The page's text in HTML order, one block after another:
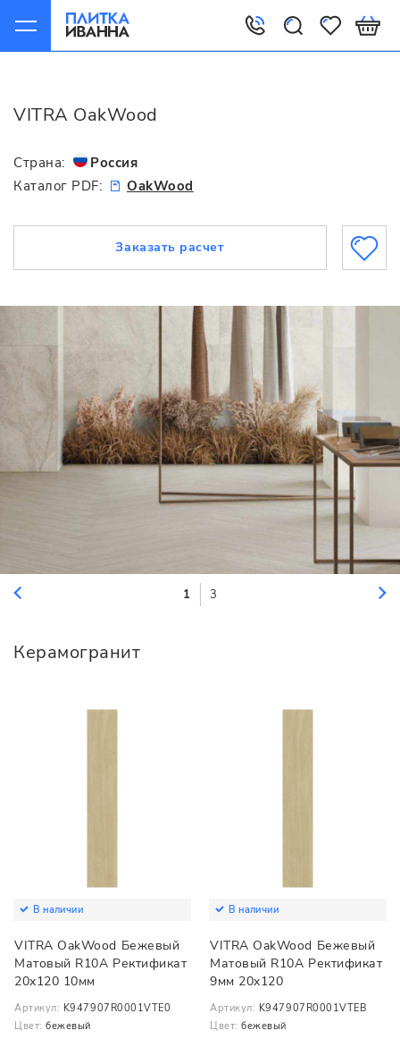
VITRA OakWood
Страна:
Россия
Каталог PDF:
OakWood
Заказать расчет
1 3
Керамогранит
В наличии
VITRA OakWood Бежевый
Матовый R10A Ректификат
20x120 10мм
Артикул: K947907R0001VTE0
Цвет: бежевый
В наличии
VITRA OakWood Бежевый
Матовый R10A Ректификат
9мм 20x120
Артикул: K947907R0001VTEB
Цвет: бежевый